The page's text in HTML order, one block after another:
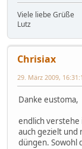
Viele liebe Grüße
Lutz
Chrisiax
29. März 2009,
Danke eustoma,
endlich verstehe
auch gezielt und
düngen. Sowohl